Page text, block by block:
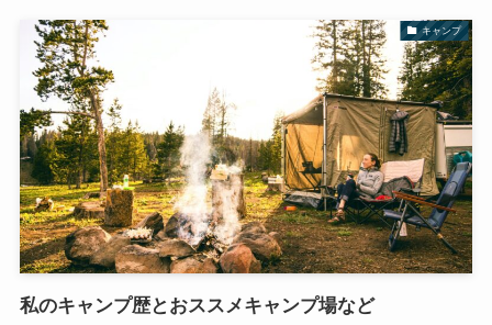
キャンプ
私のキャンプ歴とおススメキャンプ場など